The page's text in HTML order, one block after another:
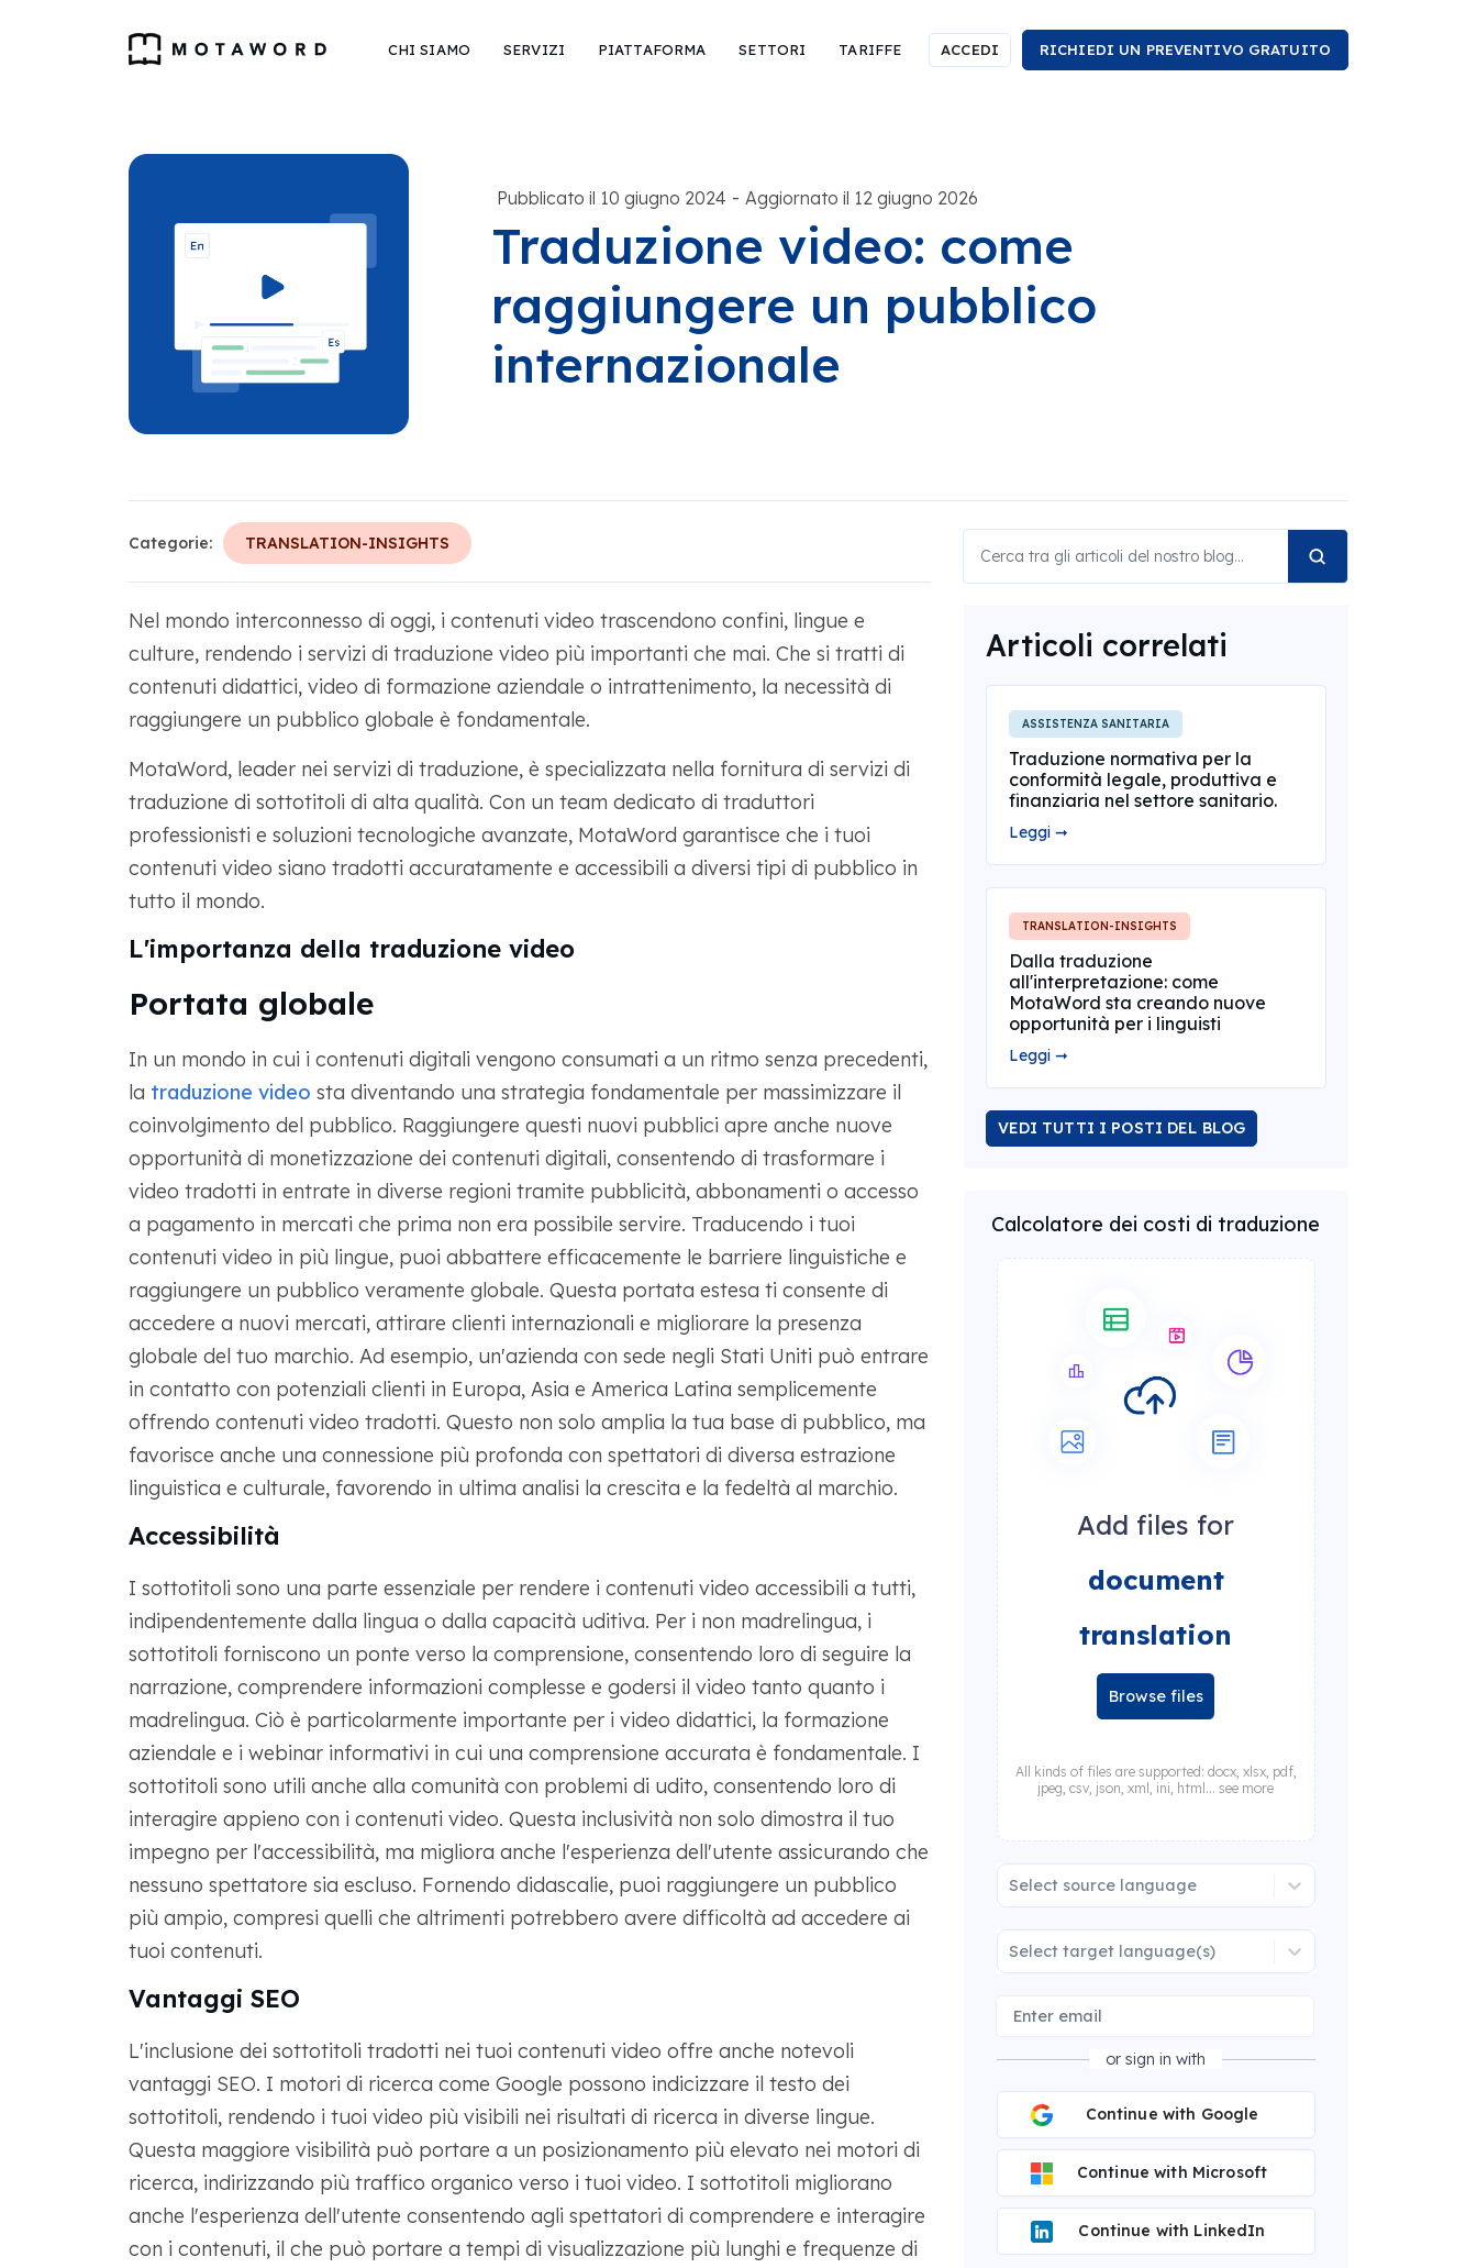
CHI SIAMO SERVIZI PIATTAFORMA SETTORI TARIFFE ACCEDI RICHIEDI UN PREVENTIVO GRATUITO
Pubblicato il 10 giugno 2024 - Aggiornato il 12 giugno 2026
Traduzione video: come
raggiungere un pubblico
internazionale
Categorie: TRANSLATION-INSIGHTS
Nel mondo interconnesso di oggi, i contenuti video trascendono confini, lingue e
culture, rendendo i servizi di traduzione video più importanti che mai. Che si tratti di
contenuti didattici, video di formazione aziendale o intrattenimento, la necessità di
raggiungere un pubblico globale è fondamentale.
MotaWord, leader nei servizi di traduzione, è specializzata nella fornitura di servizi di
traduzione di sottotitoli di alta qualità. Con un team dedicato di traduttori
professionisti e soluzioni tecnologiche avanzate, MotaWord garantisce che i tuoi
contenuti video siano tradotti accuratamente e accessibili a diversi tipi di pubblico in
tutto il mondo.
L'importanza della traduzione video
Portata globale
In un mondo in cui i contenuti digitali vengono consumati a un ritmo senza precedenti,
la traduzione video sta diventando una strategia fondamentale per massimizzare il
coinvolgimento del pubblico. Raggiungere questi nuovi pubblici apre anche nuove
opportunità di monetizzazione dei contenuti digitali, consentendo di trasformare i
video tradotti in entrate in diverse regioni tramite pubblicità, abbonamenti o accesso
a pagamento in mercati che prima non era possibile servire. Traducendo i tuoi
contenuti video in più lingue, puoi abbattere efficacemente le barriere linguistiche e
raggiungere un pubblico veramente globale. Questa portata estesa ti consente di
accedere a nuovi mercati, attirare clienti internazionali e migliorare la presenza
globale del tuo marchio. Ad esempio, un'azienda con sede negli Stati Uniti può entrare
in contatto con potenziali clienti in Europa, Asia e America Latina semplicemente
offrendo contenuti video tradotti. Questo non solo amplia la tua base di pubblico, ma
favorisce anche una connessione più profonda con spettatori di diversa estrazione
linguistica e culturale, favorendo in ultima analisi la crescita e la fedeltà al marchio.
Accessibilità
I sottotitoli sono una parte essenziale per rendere i contenuti video accessibili a tutti,
indipendentemente dalla lingua o dalla capacità uditiva. Per i non madrelingua, i
sottotitoli forniscono un ponte verso la comprensione, consentendo loro di seguire la
narrazione, comprendere informazioni complesse e godersi il video tanto quanto i
madrelingua. Ciò è particolarmente importante per i video didattici, la formazione
aziendale e i webinar informativi in cui una comprensione accurata è fondamentale. I
sottotitoli sono utili anche alla comunità con problemi di udito, consentendo loro di
interagire appieno con i contenuti video. Questa inclusività non solo dimostra il tuo
impegno per l'accessibilità, ma migliora anche l'esperienza dell'utente assicurando che
nessuno spettatore sia escluso. Fornendo didascalie, puoi raggiungere un pubblico
più ampio, compresi quelli che altrimenti potrebbero avere difficoltà ad accedere ai
tuoi contenuti.
Vantaggi SEO
L'inclusione dei sottotitoli tradotti nei tuoi contenuti video offre anche notevoli
vantaggi SEO. I motori di ricerca come Google possono indicizzare il testo dei
sottotitoli, rendendo i tuoi video più visibili nei risultati di ricerca in diverse lingue.
Questa maggiore visibilità può portare a un posizionamento più elevato nei motori di
ricerca, indirizzando più traffico organico verso i tuoi video. I sottotitoli migliorano
anche l'esperienza dell'utente consentendo agli spettatori di comprendere e interagire
con i contenuti, il che può portare a tempi di visualizzazione più lunghi e frequenze di
Articoli correlati
ASSISTENZA SANITARIA
Traduzione normativa per la
conformità legale, produttiva e
finanziaria nel settore sanitario.
Leggi ➞
TRANSLATION-INSIGHTS
Dalla traduzione
all'interpretazione: come
MotaWord sta creando nuove
opportunità per i linguisti
Leggi ➞
VEDI TUTTI I POSTI DEL BLOG
Calcolatore dei costi di traduzione
Add files for
document
translation
Browse files
All kinds of files are supported: docx, xlsx, pdf,
jpeg, csv, json, xml, ini, html... see more
Select source language
Select target language(s)
or sign in with
Continue with Google
Continue with Microsoft
Continue with LinkedIn